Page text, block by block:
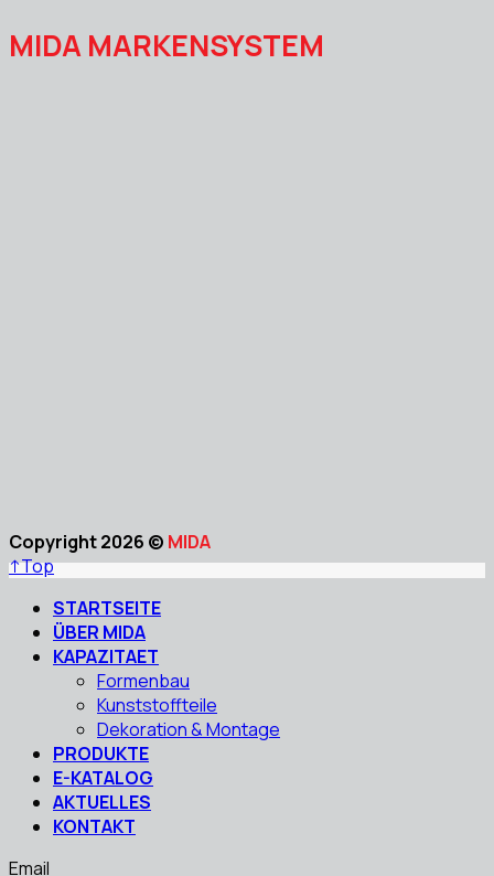
MIDA MARKENSYSTEM
Copyright 2026 © MIDA
↑Top
STARTSEITE
ÜBER MIDA
KAPAZITAET
Formenbau
Kunststoffteile
Dekoration & Montage
PRODUKTE
E-KATALOG
AKTUELLES
KONTAKT
Email